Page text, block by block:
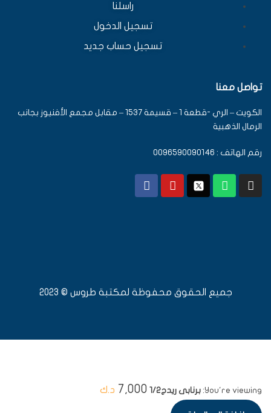
راسلنا
تسجيل الدخول
تسجيل حساب جديد
تواصل معنا
الكويت – الري -قطعة 1 – قسيمة 1537 – مقابل مجمع الأفنيوز بجانب
الرمال الذهبية
رقم الهاتف : 0096590090146
جميع الحقوق محفوظة لمكتبة طروس © 2023
You're viewing: برنابى ريدج1/2 7,000 د.ك